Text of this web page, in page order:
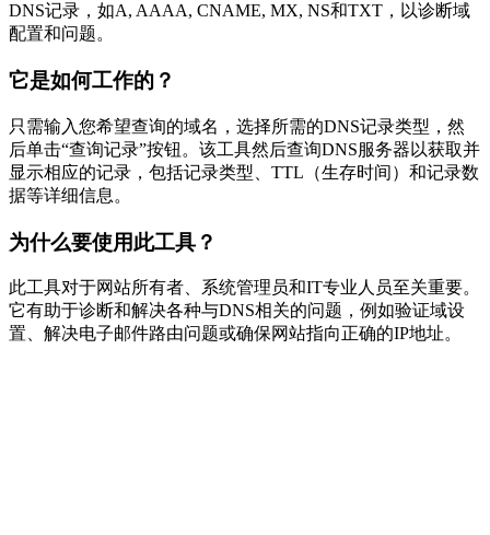
DNS记录，如A, AAAA, CNAME, MX, NS和TXT，以诊断域
配置和问题。
它是如何工作的？
只需输入您希望查询的域名，选择所需的DNS记录类型，然
后单击“查询记录”按钮。该工具然后查询DNS服务器以获取并
显示相应的记录，包括记录类型、TTL（生存时间）和记录数
据等详细信息。
为什么要使用此工具？
此工具对于网站所有者、系统管理员和IT专业人员至关重要。
它有助于诊断和解决各种与DNS相关的问题，例如验证域设
置、解决电子邮件路由问题或确保网站指向正确的IP地址。